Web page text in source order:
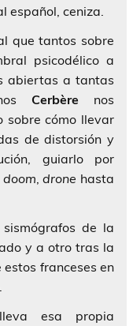
español, ceniza.
que tantos sobre
psicodélico a
abiertas a tantas
Cerbère nos
sobre cómo llevar
de distorsión y
guiarlo por
doom ,drone hasta
de la
y a otro tras la
franceses en
esa propia